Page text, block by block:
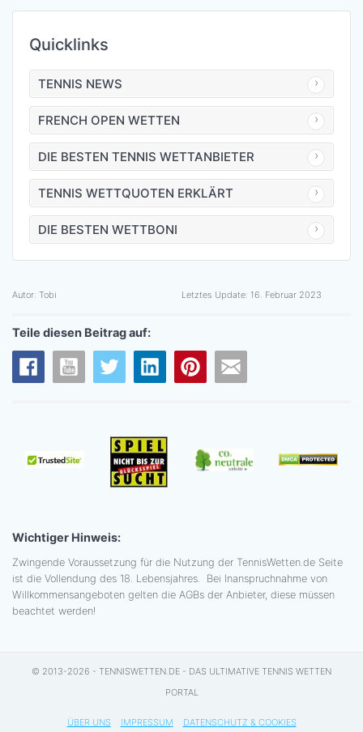
Quicklinks
TENNIS NEWS
FRENCH OPEN WETTEN
DIE BESTEN TENNIS WETTANBIETER
TENNIS WETTQUOTEN ERKLÄRT
DIE BESTEN WETTBONI
Autor: Tobi Letztes Update: 16. Februar 2023
Teile diesen Beitrag auf:
Wichtiger Hinweis:
Zwingende Voraussetzung für die Nutzung der TennisWetten.de Seite
ist die Vollendung des 18. Lebensjahres. Bei Inanspruchnahme von
Willkommensangeboten gelten die AGBs der Anbieter, diese müssen
beachtet werden!
© 2013-2026 - TENNISWETTEN.DE - DAS ULTIMATIVE TENNIS WETTEN
PORTAL
ÜBER UNS IMPRESSUM DATENSCHUTZ & COOKIES